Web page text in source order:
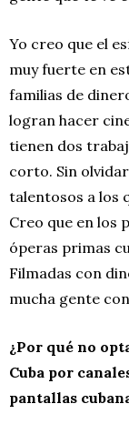
Yo creo que el
muy fuerte en
familias de
logran hacer
tienen dos
corto. Sin
talentosos a los
Creo que en los
óperas primas
Filmadas con
mucha gente
¿Por qué no
Cuba por
pantallas